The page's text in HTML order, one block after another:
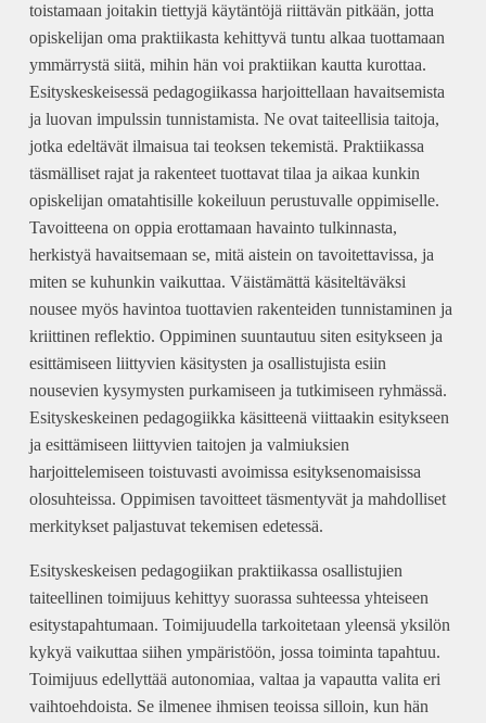
toistamaan joitakin tiettyjä käytäntöjä riittävän pitkään, jotta
opiskelijan oma praktiikasta kehittyvä tuntu alkaa tuottamaan
ymmärrystä siitä, mihin hän voi praktiikan kautta kurottaa.
Esityskeskeisessä pedagogiikassa harjoittellaan havaitsemista
ja luovan impulssin tunnistamista. Ne ovat taiteellisia taitoja,
jotka edeltävät ilmaisua tai teoksen tekemistä. Praktiikassa
täsmälliset rajat ja rakenteet tuottavat tilaa ja aikaa kunkin
opiskelijan omatahtisille kokeiluun perustuvalle oppimiselle.
Tavoitteena on oppia erottamaan havainto tulkinnasta,
herkistyä havaitsemaan se, mitä aistein on tavoitettavissa, ja
miten se kuhunkin vaikuttaa. Väistämättä käsiteltäväksi
nousee myös havintoa tuottavien rakenteiden tunnistaminen ja
kriittinen reflektio. Oppiminen suuntautuu siten esitykseen ja
esittämiseen liittyvien käsitysten ja osallistujista esiin
nousevien kysymysten purkamiseen ja tutkimiseen ryhmässä.
Esityskeskeinen pedagogiikka käsitteenä viittaakin esitykseen
ja esittämiseen liittyvien taitojen ja valmiuksien
harjoittelemiseen toistuvasti avoimissa esityksenomaisissa
olosuhteissa. Oppimisen tavoitteet täsmentyvät ja mahdolliset
merkitykset paljastuvat tekemisen edetessä.
Esityskeskeisen pedagogiikan praktiikassa osallistujien
taiteellinen toimijuus kehittyy suorassa suhteessa yhteiseen
esitystapahtumaan. Toimijuudella tarkoitetaan yleensä yksilön
kykyä vaikuttaa siihen ympäristöön, jossa toiminta tapahtuu.
Toimijuus edellyttää autonomiaa, valtaa ja vapautta valita eri
vaihtoehdoista. Se ilmenee ihmisen teoissa silloin, kun hän